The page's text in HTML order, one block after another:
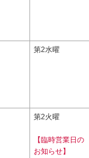
第2水曜
第2火曜
【臨時営業日の
お知らせ】